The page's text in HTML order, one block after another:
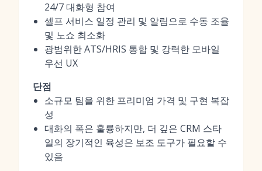
24/7 대화형 참여
셀프 서비스 일정 관리 및 알림으로 수동 조율
및 노쇼 최소화
광범위한 ATS/HRIS 통합 및 강력한 모바일
우선 UX
단점
소규모 팀을 위한 프리미엄 가격 및 구현 복잡
성
대화의 폭은 훌륭하지만, 더 깊은 CRM 스타
일의 장기적인 육성은 보조 도구가 필요할 수
있음